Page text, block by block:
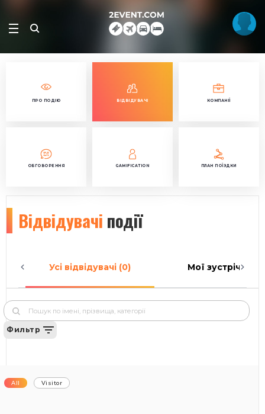
ПРО ПОДІЮ ВІДВІДУВАЧІ КОМПАНІЇ
ОБГОВОРЕННЯ GAMIFICATION ПЛАН ПОЇЗДКИ
Відвідувачі події
Усі відвідувачі (0) Мої зустрічі (0)
Фильтр
All Visitor